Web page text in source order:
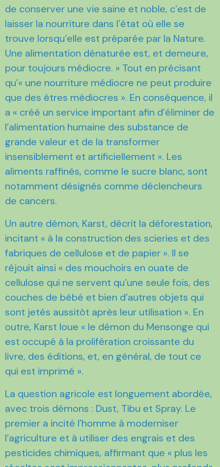
de conserver une vie saine et noble, c’est de
laisser la nourriture dans l’état où elle se
trouve lorsqu’elle est préparée par la Nature.
Une alimentation dénaturée est, et demeure,
pour toujours médiocre. » Tout en précisant
qu’« une nourriture médiocre ne peut produire
que des êtres médiocres ». En conséquence, il
a « créé un service important afin d’éliminer de
l’alimentation humaine des substance de
grande valeur et de la transformer
insensiblement et artificiellement ». Les
aliments raffinés, comme le sucre blanc, sont
notamment désignés comme déclencheurs
de cancers.
Un autre démon, Karst, décrit la déforestation,
incitant « à la construction des scieries et des
fabriques de cellulose et de papier ». Il se
réjouit ainsi « des mouchoirs en ouate de
cellulose qui ne servent qu’une seule fois, des
couches de bébé et bien d’autres objets qui
sont jetés aussitôt après leur utilisation ». En
outre, Karst loue « le démon du Mensonge qui
est occupé à la prolifération croissante du
livre, des éditions, et, en général, de tout ce
qui est imprimé ».
La question agricole est longuement abordée,
avec trois démons : Dust, Tibu et Spray. Le
premier a incité l’homme à moderniser
l’agriculture et à utiliser des engrais et des
pesticides chimiques, affirmant que « plus les